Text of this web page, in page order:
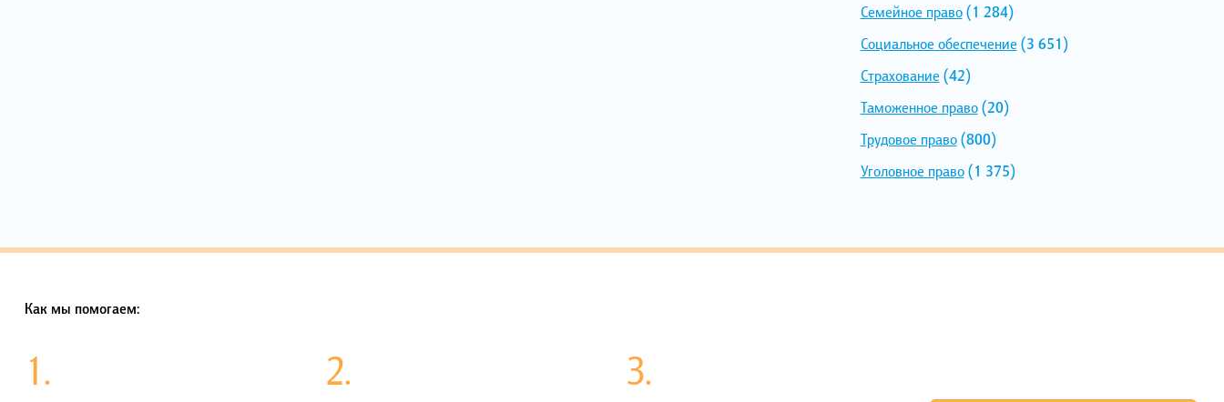
Семейное право(1 284)
Социальное обеспечение (3 651)
Страхование (42)
Таможенное право(20)
Трудовое право(800)
Уголовное право(1 375)
Как мы помогаем:
1. 2. 3.